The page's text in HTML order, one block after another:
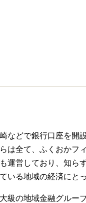
などで銀行口座を開
は全て、ふくおかフ
運営しており、知ら
いる地域の経済にと
級の地域金融グルー